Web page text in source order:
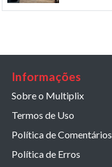
Informações
Sobre o Multiplix
Termos de Uso
Política de Comentários
Política de Erros